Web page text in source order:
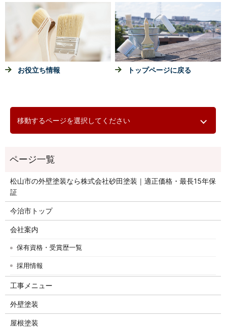
お役立ち情報 トップページに戻る
移動するページを選択してください
松山市の外壁塗装なら株式会社砂田塗装｜適正価格・最長15年保
証
今治市トップ
会社案内
保有資格・受賞歴一覧
採用情報
工事メニュー
外壁塗装
屋根塗装